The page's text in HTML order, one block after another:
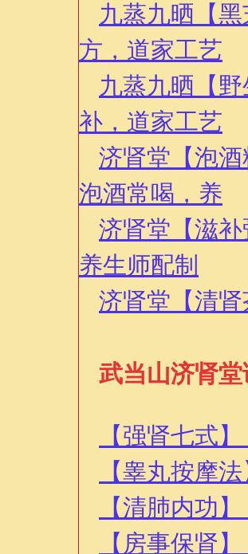
九蒸九晒【
方，道家工艺
九蒸九晒【
补，道家工艺
济肾堂【泡
泡酒常喝，养
济肾堂【滋
养生师配制
济肾堂【清
武当山济肾
【强肾七式
【睾丸按摩
【清肺内功
【房事保肾